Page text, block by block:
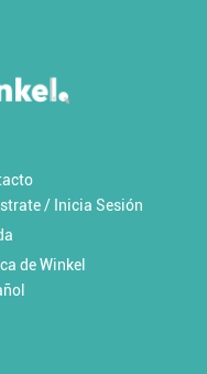
/ Inicia Sesión
de Winkel